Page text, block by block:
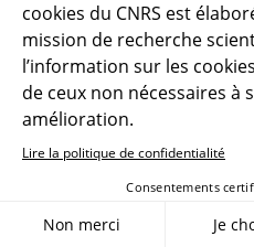
Fascinantes
Audio
cookies du CNRS est
mission de recherche
l’information sur les
de ceux non nécessaires
amélioration.
Lire la politique de confidentialité
Consentements
Non merci Je